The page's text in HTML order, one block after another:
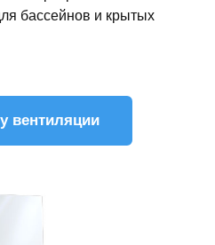
бассейнов и крытых
вентиляции